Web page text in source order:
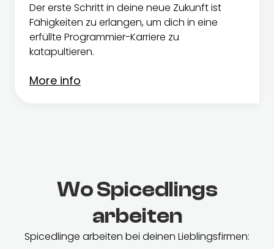
Der erste Schritt in deine neue Zukunft ist
Fähigkeiten zu erlangen, um dich in eine
erfüllte Programmier-Karriere zu
katapultieren.
More info
Wo Spicedlings
arbeiten
Spicedlinge arbeiten bei deinen Lieblingsfirmen: